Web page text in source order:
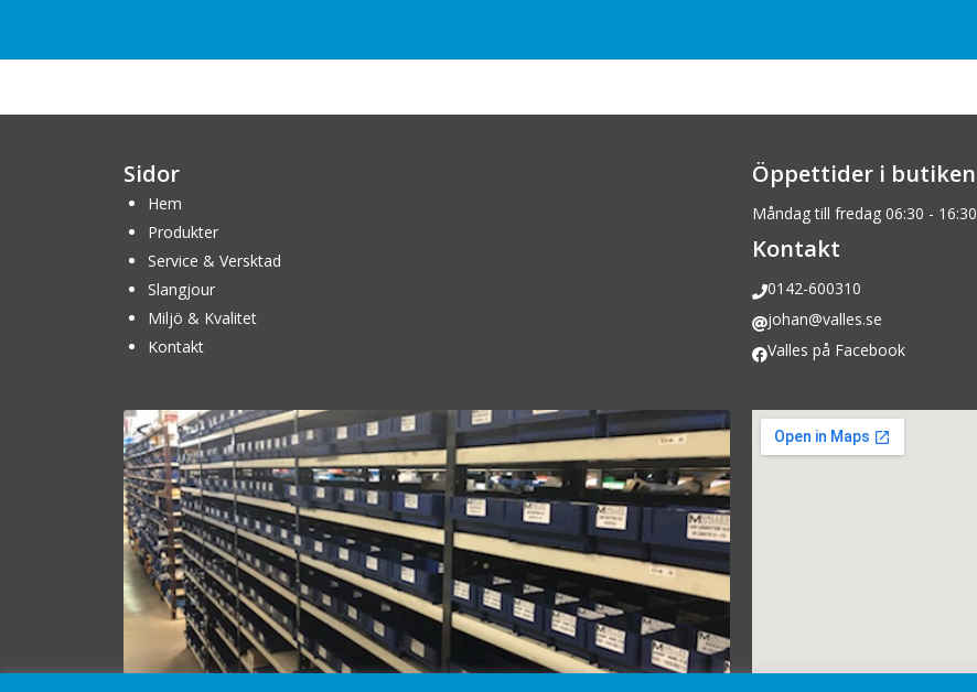
Sidor
Hem
Produkter
Service & Versktad
Slangjour
Miljö & Kvalitet
Kontakt
Öppettider i butiken
Måndag till fredag 06:30 - 16:30
Kontakt
0142-600310
johan@valles.se
Valles på Facebook